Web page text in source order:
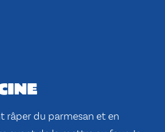
râper du parmesan et en